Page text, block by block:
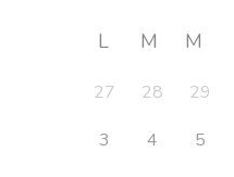
L M M
27 28 29
3
4 5